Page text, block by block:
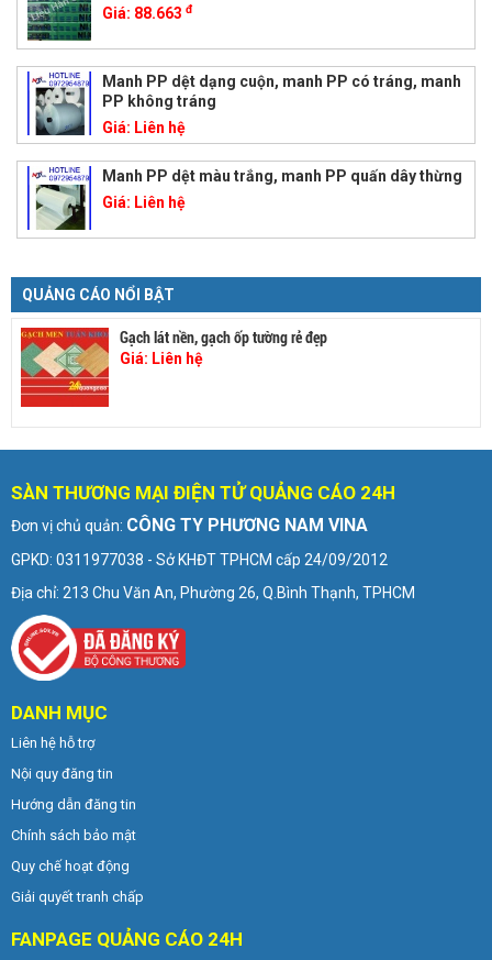
Giá: 88.663 đ
Manh PP dệt dạng cuộn, manh PP có tráng, manh
PP không tráng
Giá: Liên hệ
Manh PP dệt màu trắng, manh PP quấn dây thừng
Giá: Liên hệ
QUẢNG CÁO NỔI BẬT
Gạch lát nền, gạch ốp tường rẻ đẹp
Giá: Liên hệ
SÀN THƯƠNG MẠI ĐIỆN TỬ QUẢNG CÁO 24H
Đơn vị chủ quản: CÔNG TY PHƯƠNG NAM VINA
GPKD: 0311977038 - Sở KHĐT TPHCM cấp 24/09/2012
Địa chỉ: 213 Chu Văn An, Phường 26, Q.Bình Thạnh, TPHCM
DANH MỤC
Liên hệ hỗ trợ
Nội quy đăng tin
Hướng dẫn đăng tin
Chính sách bảo mật
Quy chế hoạt động
Giải quyết tranh chấp
FANPAGE QUẢNG CÁO 24H